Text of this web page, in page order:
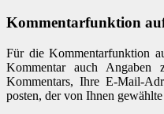
Kommentarfunktion
Für die Kommentarfunktion
Kommentar auch Angaben
Kommentars, Ihre E-Mail-
posten, der von Ihnen